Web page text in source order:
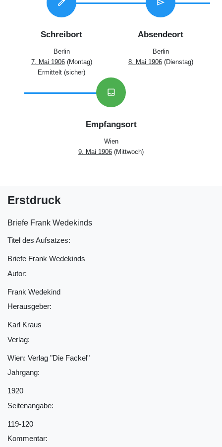
Schreibort
Berlin
7. Mai 1906(Montag)
Ermittelt (sicher)
Absendeort
Berlin
8. Mai 1906(Dienstag)
inbox
Empfangsort
Wien
9. Mai 1906 (Mittwoch)
Erstdruck
Briefe Frank Wedekinds
Titel des Aufsatzes:
Briefe Frank Wedekinds
Autor:
Frank Wedekind
Herausgeber:
Karl Kraus
Verlag:
Wien: Verlag "Die Fackel"
Jahrgang:
1920
Seitenangabe:
119-120
Kommentar: